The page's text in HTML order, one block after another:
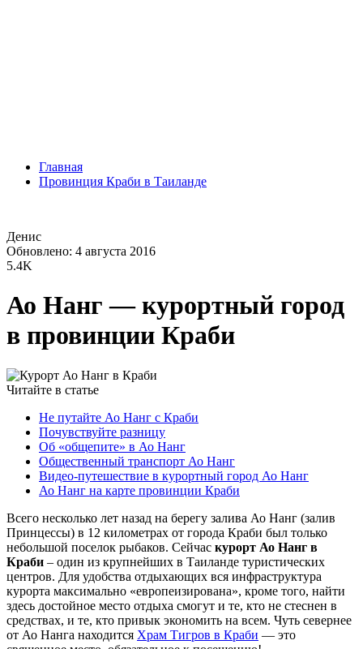
Главная
Провинция Краби в Таиланде
Денис
Обновлено: 4 августа 2016
5.4K
Ао Нанг — курортный город
в провинции Краби
Читайте в статье
Не путайте Ао Нанг с Краби
Почувствуйте разницу
Об «общепите» в Ао Нанг
Общественный транспорт Ао Нанг
Видео-путешествие в курортный город Ао Нанг
Ао Нанг на карте провинции Краби
Всего несколько лет назад на берегу залива Ао Нанг (залив
Принцессы) в 12 километрах от города Краби был только
небольшой поселок рыбаков. Сейчас курорт Ао Нанг в
Краби – один из крупнейших в Таиланде туристических
центров. Для удобства отдыхающих вся инфраструктура
курорта максимально «европеизирована», кроме того, найти
здесь достойное место отдыха смогут и те, кто не стеснен в
средствах, и те, кто привык экономить на всем. Чуть севернее
от Ао Нанга находится Храм Тигров в Краби — это